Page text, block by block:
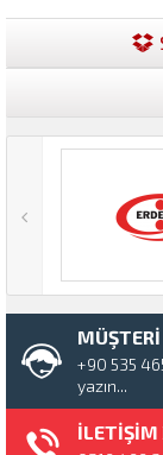
+90 535
yazın...
İLETİŞİM